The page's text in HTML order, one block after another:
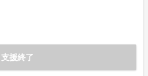
支援終了